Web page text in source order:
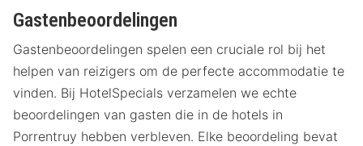
Gastenbeoordelingen
Gastenbeoordelingen spelen een cruciale rol bij het
helpen van reizigers om de perfecte accommodatie te
vinden. Bij HotelSpecials verzamelen we echte
beoordelingen van gasten die in de hotels in
Porrentruy hebben verbleven. Elke beoordeling bevat